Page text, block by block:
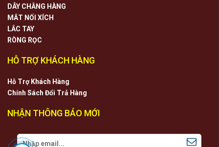
DÂY CHẰNG HÀNG
MẮT NỐI XÍCH
LẮC TAY
RÒNG RỌC
HỖ TRỢ KHÁCH HÀNG
Hỗ Trợ Khách Hàng
Chính Sách Đổi Trả Hàng
NHẬN THÔNG BÁO MỚI